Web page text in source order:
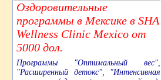
Оздоровительные
программы в Мексике в SHA
Wellness Clinic Mexico от
5000 дол.
Программы "Оптимальный вес",
"Расширенный детокс", "Интенсивная